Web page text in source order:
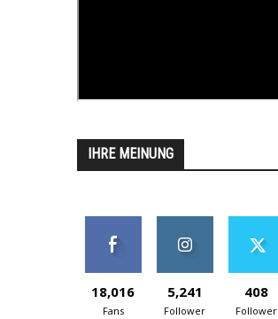
IHRE MEINUNG
18,016
Fans
5,241
Follower
408
Follower